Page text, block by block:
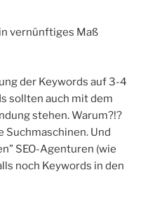
vernünftiges Maß
der Keywords auf 3-4
sollten auch mit dem
stehen. Warum?!?
Suchmaschinen. Und
SEO-Agenturen (wie
noch Keywords in den